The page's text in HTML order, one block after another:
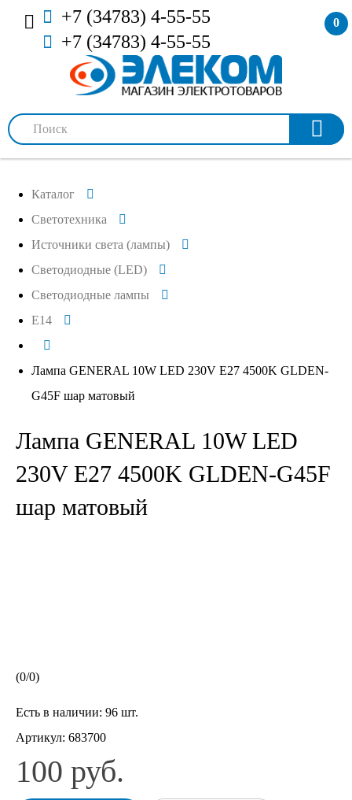
+7 (34783) 4-55-55
+7 (34783) 4-55-55
0
Каталог
Светотехника
Источники света (лампы)
Светодиодные (LED)
Светодиодные лампы
E14
Лампа GENERAL 10W LED 230V E27 4500K GLDEN-
G45F шар матовый
Лампа GENERAL 10W LED
230V E27 4500K GLDEN-G45F
шар матовый
(0/0)
Есть в наличии: 96 шт.
Артикул: 683700
100 руб.